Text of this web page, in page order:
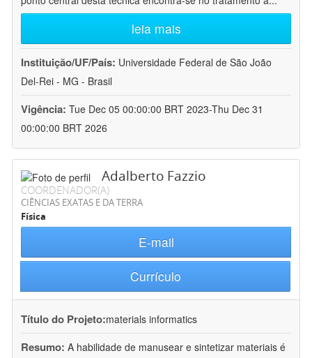
leia mais
Instituição/UF/País: Universidade Federal de São João
Del-Rei - MG - Brasil
Vigência: Tue Dec 05 00:00:00 BRT 2023-Thu Dec 31
00:00:00 BRT 2026
Adalberto Fazzio
COORDENADOR(A)
CIÊNCIAS EXATAS E DA TERRA
Física
E-mail
Currículo
Título do Projeto:materials informatics
Resumo: A habilidade de manusear e sintetizar materiais é